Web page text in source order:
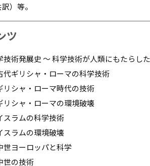
）等。
ツ
技術発展史 ～ 科学技術が人類にもたらし
ギリシャ・ローマの科学技術
シャ・ローマ時代の技術
シャ・ローマの環境破壊
ラムの科学技術
ラムの環境破壊
ヨーロッパと科学
世の技術